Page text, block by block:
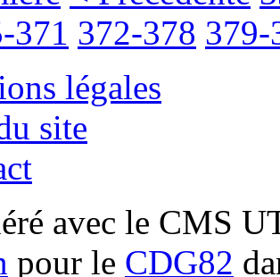
371 372-378 379-
légales
site
avec le CMS
pour le CDG82